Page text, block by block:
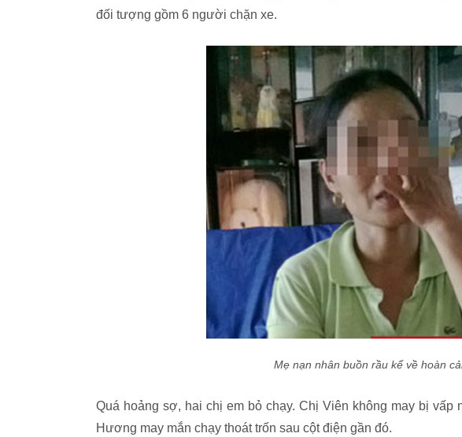
đối tượng gồm 6 người chặn xe.
Mẹ nạn nhân buồn rầu kể về hoàn
Quá hoảng sợ, hai chị em bỏ chạy. Chị Viên không may bị
Hương may mắn chạy thoát trốn sau cột điện gần đó.